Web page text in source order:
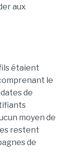
aux
étaient
le
de
moyen de
restent
de